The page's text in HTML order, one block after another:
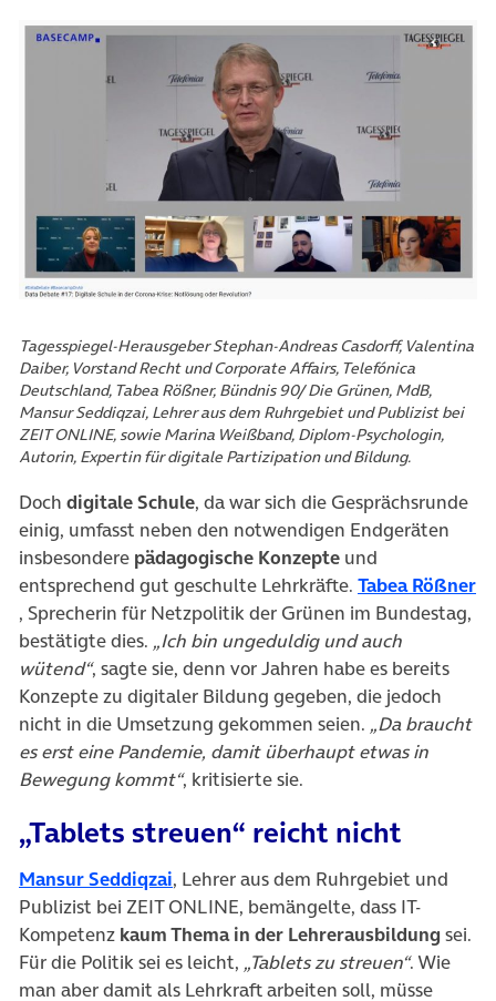
Tagesspiegel-Herausgeber Stephan-Andreas Casdorff, Valentina
Daiber, Vorstand Recht und Corporate Affairs, Telefónica
Deutschland, Tabea Rößner, Bündnis 90/ Die Grünen, MdB,
Mansur Seddiqzai, Lehrer aus dem Ruhrgebiet und Publizist bei
ZEIT ONLINE, sowie Marina Weißband, Diplom-Psychologin,
Autorin, Expertin für digitale Partizipation und Bildung.
Doch digitale Schule, da war sich die Gesprächsrunde
einig, umfasst neben den notwendigen Endgeräten
insbesondere pädagogische Konzepte und
entsprechend gut geschulte Lehrkräfte. Tabea Rößner
(öffnet in neuem Tab)
, Sprecherin für Netzpolitik der Grünen im Bundestag,
bestätigte dies. „Ich bin ungeduldig und auch
wütend“, sagte sie, denn vor Jahren habe es bereits
Konzepte zu digitaler Bildung gegeben, die jedoch
nicht in die Umsetzung gekommen seien. „Da braucht
es erst eine Pandemie, damit überhaupt etwas in
Bewegung kommt“, kritisierte sie.
„Tablets streuen“ reicht nicht
Mansur Seddiqzai(öffnet in neuem Tab)
, Lehrer aus dem Ruhrgebiet und
Publizist bei ZEIT ONLINE, bemängelte, dass IT-
Kompetenz kaum Thema in der Lehrerausbildung sei.
Für die Politik sei es leicht, „Tablets zu streuen“. Wie
man aber damit als Lehrkraft arbeiten soll, müsse